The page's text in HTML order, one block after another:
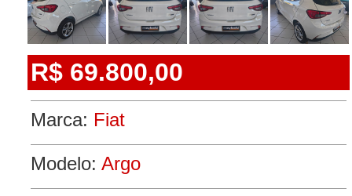
R$ 69.800,00
Marca: Fiat
Modelo: Argo